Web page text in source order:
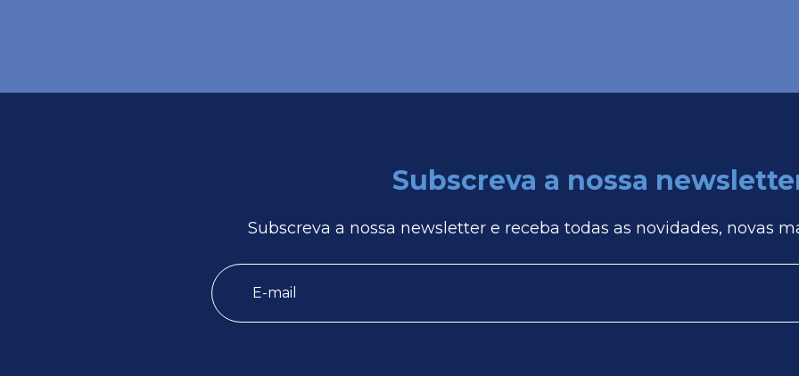
Subscreva a nossa
Subscreva a nossa newsletter e receba todas as novidades, novas